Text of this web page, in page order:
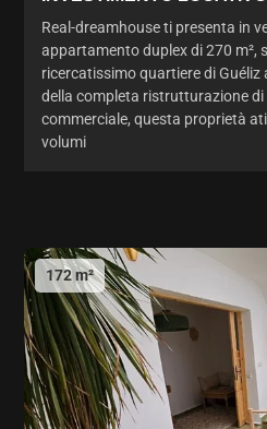
Real-dreamhouse ti presenta in
appartamento duplex di 270 m²,
ricercatissimo quartiere di
della completa ristrutturazione di
commerciale, questa proprietà
volumi
172 m²